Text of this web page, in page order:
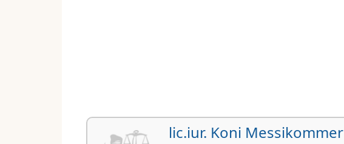
lic.iur. Koni Messikommer